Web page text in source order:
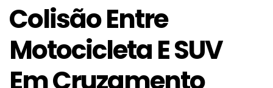
Colisão Entre
Motocicleta E SUV
Em Cruzamento